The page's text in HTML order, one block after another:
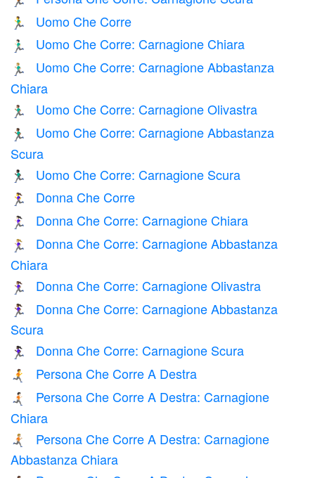
🏃‍♂️ Uomo Che Corre
🏃🏻‍♂️ Uomo Che Corre: Carnagione Chiara
🏃🏼‍♂️
Uomo Che Corre: Carnagione Abbastanza
Chiara
🏃🏽‍♂️ Uomo Che Corre: Carnagione Olivastra
🏃🏾‍♂️
Uomo Che Corre: Carnagione Abbastanza
Scura
🏃🏿‍♂️ Uomo Che Corre: Carnagione Scura
🏃‍♀️ Donna Che Corre
🏃🏻‍♀️ Donna Che Corre: Carnagione Chiara
🏃🏼‍♀️
Donna Che Corre: Carnagione Abbastanza
Chiara
🏃🏽‍♀️ Donna Che Corre: Carnagione Olivastra
🏃🏾‍♀️
Donna Che Corre: Carnagione Abbastanza
Scura
🏃🏿‍♀️ Donna Che Corre: Carnagione Scura
🏃‍➡️ Persona Che Corre A Destra
🏃🏻‍➡️
Persona Che Corre A Destra: Carnagione
Chiara
🏃🏼‍➡️
Persona Che Corre A Destra: Carnagione
Abbastanza Chiara